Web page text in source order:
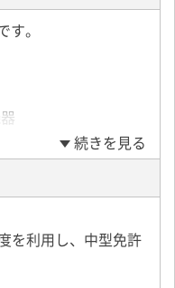
タッフが多数活躍
ゼロから安心して
。
ないスケジュー
するため、積み下ろ
続きを見る
を利用し、中型免許